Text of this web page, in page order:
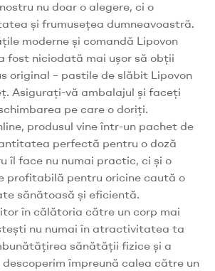
nu doar o alegere, ci o
și frumusețea dumneavoastră.
moderne și comandă Lipovon
fost niciodată mai ușor să obții
original – pastile de slăbit Lipovon
Asigurați-vă ambalajul și faceți
pe care o doriți.
produsul vine într-un pachet de
perfectă pentru o doză
îl face nu numai practic, ci și o
profitabilă pentru oricine caută o
sănătoasă și eficientă.
în călătoria către un corp mai
nu numai în atractivitatea ta
sănătății fizice și a
descoperim împreună calea către un